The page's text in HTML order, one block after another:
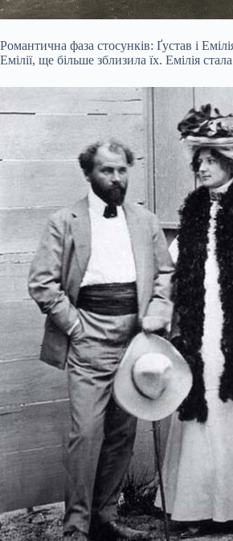
Романтична фаза стосунків: Ґустав і
Емілії, ще більше зблизила їх. Емілія